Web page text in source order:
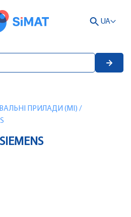
UA
ПРИЛАДИ (MI) /